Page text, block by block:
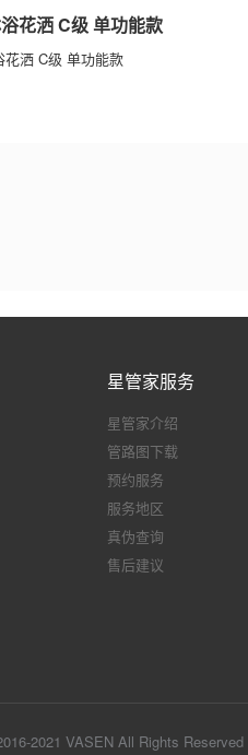
花洒 C级 单功能款
花洒 C级 单功能款
星管家服务
星管家介绍
管路图下载
预约服务
服务地区
真伪查询
售后建议
2021 VASEN All Rights Reserved